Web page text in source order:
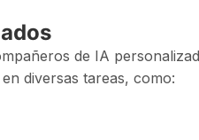
de IA
diversas tareas, como: